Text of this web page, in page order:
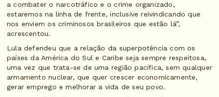
a combater o narcotráfico e o crime organizado,
estaremos na linha de frente, inclusive reivindicando que
nos enviem os criminosos brasileiros que estão lá”,
acrescentou.
Lula defendeu que a relação da superpotência com os
países da América do Sul e Caribe seja sempre respeitosa,
uma vez que trata-se de uma região pacífica, sem qualquer
armamento nuclear, que quer crescer economicamente,
gerar emprego e melhorar a vida de seu povo.